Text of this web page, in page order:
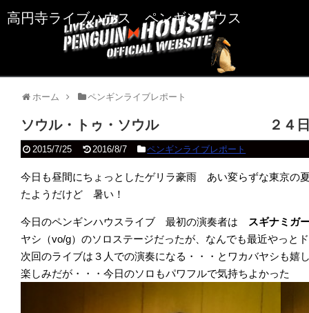
高円寺ライブハウス ペンギンハウス
ホーム ペンギンライブレポート
ソウル・トゥ・ソウル ２４
2015/7/25 2016/8/7 ペンギンライブレポート
今日も昼間にちょっとしたゲリラ豪雨 あい変らずな東京の
たようだけど 暑い！
今日のペンギンハウスライブ 最初の演奏者は
スギナミガ
ヤシ（vo/g）のソロステージだったが、なんでも最近やっと
次回のライブは３人での演奏になる・・・とワカバヤシも
楽しみだが・・・今日のソロもパワフルで気持ちよかった